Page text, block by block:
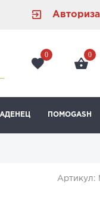
0 0
ПОМОGASH
Артикул: